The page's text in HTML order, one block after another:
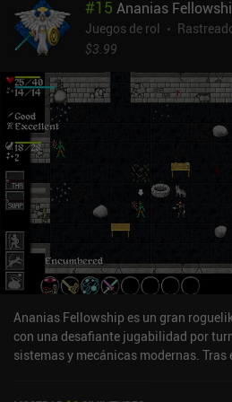
recibimos un impacto. Una vez que la durabilidad llega a cero, el
arma se rompe, obligándonos a
cambiar de arma no se pierde un
ingenioso diseño del juego, creo que
mejorarse. Por mucho que nos
siempre están en nuestra contra. De
de 20 partidas, seguía sin poder llegar
molestaron especialmente los
constantemente mientras disparaban desde
inconvenientes, Monk Tower ofrece
rinde un gran homenaje a los clásicos
formato en bocados, se puede jugar en
que se disponga de un par de minutos. Ah, y Monk Tower es
completamente gratis, sin anuncios ni
#15 Ananias
Juegos de rol
$3.99
Ananias Fellowship es un gran
con una desafiante jugabilidad por
sistemas y mecánicas modernas. Tras elegir una clase y un